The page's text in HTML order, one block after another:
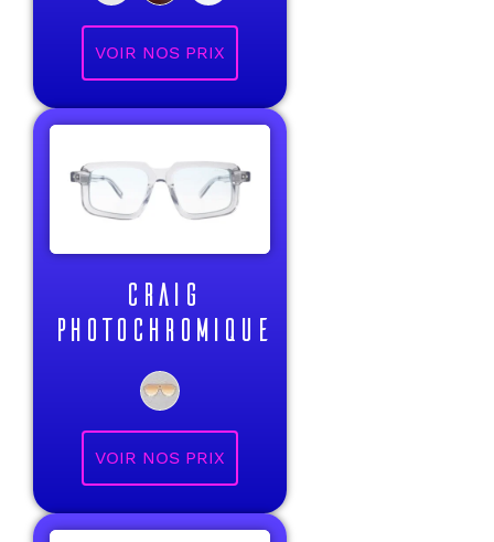
VOIR NOS PRIX
CRAIG
PHOTOCHROMIQUE
VOIR NOS PRIX